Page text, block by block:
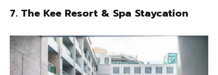
7. The Kee Resort & Spa Staycation